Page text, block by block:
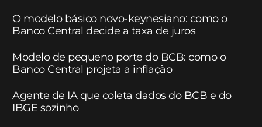
O modelo básico novo-keynesiano: como o
Banco Central decide a taxa de juros
Modelo de pequeno porte do BCB: como o
Banco Central projeta a inflação
Agente de IA que coleta dados do BCB e do
IBGE sozinho